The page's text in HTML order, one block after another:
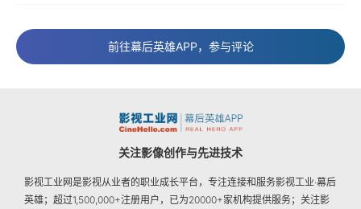
前往幕后英雄APP，参与评论
关注影像创作与先进技术
影视工业网是影视从业者的职业成长平台，专注连接和服务影视工业·幕后
英雄；超过1,500,000+注册用户，已为20000+家机构提供服务；关注影